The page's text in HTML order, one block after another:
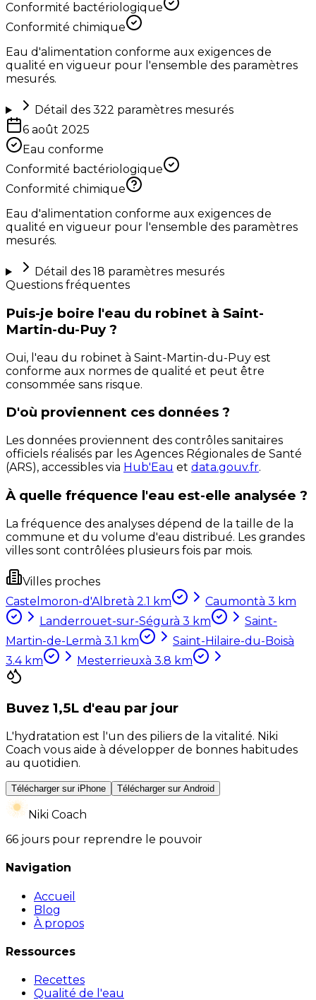
Conformité bactériologique
Conformité chimique
Eau d'alimentation conforme aux exigences de
qualité en vigueur pour l'ensemble des paramètres
mesurés.
Détail des 322 paramètres mesurés
6 août 2025
Eau conforme
Conformité bactériologique
Conformité chimique
Eau d'alimentation conforme aux exigences de
qualité en vigueur pour l'ensemble des paramètres
mesurés.
Détail des 18 paramètres mesurés
Questions fréquentes
Puis-je boire l'eau du robinet à Saint-
Martin-du-Puy ?
Oui, l'eau du robinet à Saint-Martin-du-Puy est
conforme aux normes de qualité et peut être
consommée sans risque.
D'où proviennent ces données ?
Les données proviennent des contrôles sanitaires
officiels réalisés par les Agences Régionales de Santé
(ARS), accessibles via Hub'Eau et data.gouv.fr.
À quelle fréquence l'eau est-elle analysée ?
La fréquence des analyses dépend de la taille de la
commune et du volume d'eau distribué. Les grandes
villes sont contrôlées plusieurs fois par mois.
Villes proches
Castelmoron-d'Albretà 2.1 km Caumontà 3 km
Landerrouet-sur-Ségurà 3 km
Saint-
Martin-de-Lermà 3.1 km Saint-Hilaire-du-Boisà
3.4km Mesterrieuxà 3.8 km
Buvez 1,5L d'eau par jour
L'hydratation est l'un des piliers de la vitalité. Niki
Coach vous aide à développer de bonnes habitudes
au quotidien.
Télécharger sur iPhone Télécharger sur Android
Niki Coach
66 jours pour reprendre le pouvoir
Navigation
Accueil
Blog
À propos
Ressources
Recettes
Qualité de l'eau